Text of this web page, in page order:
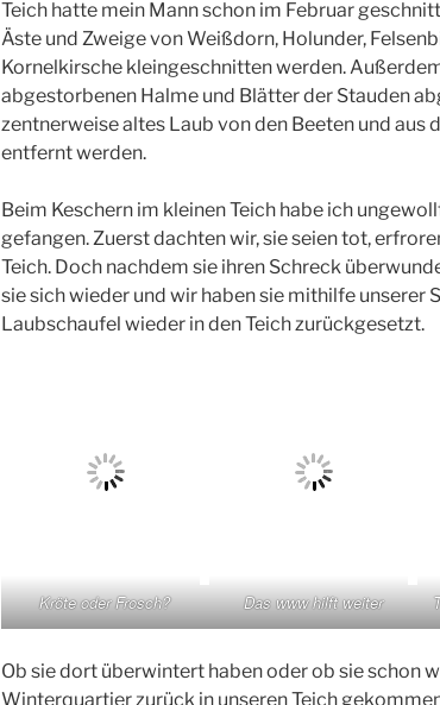
Teich hatte mein Mann schon im Februar
Äste und Zweige von Weißdorn, Holunder,
Kornelkirsche kleingeschnitten werden.
abgestorbenen Halme und Blätter der Stauden
zentnerweise altes Laub von den Beeten und aus
entfernt werden.
Beim Keschern im kleinen Teich habe ich
gefangen. Zuerst dachten wir, sie seien tot,
Teich. Doch nachdem sie ihren Schreck
sie sich wieder und wir haben sie mithilfe unserer
Laubschaufel wieder in den Teich zurückgesetzt.
Kröte oder Frosch? Das www hilft weiter
Ob sie dort überwintert haben oder ob sie schon
Winterquartier zurück in unseren Teich